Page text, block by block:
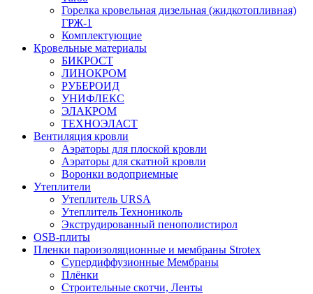
Горелка кровельная дизельная (жидкотопливная)
ГРЖ-1
Комплектующие
Кровельные материалы
БИКРОСТ
ЛИНОКРОМ
РУБЕРОИД
УНИФЛЕКС
ЭЛАКРОМ
ТЕХНОЭЛАСТ
Вентиляция кровли
Аэраторы для плоской кровли
Аэраторы для скатной кровли
Воронки водоприемные
Утеплители
Утеплитель URSA
Утеплитель Технониколь
Экструдированный пенополистирол
OSB-плиты
Пленки пароизоляционные и мембраны Strotex
Супердиффузионные Мембраны
Плёнки
Строительные скотчи, Ленты